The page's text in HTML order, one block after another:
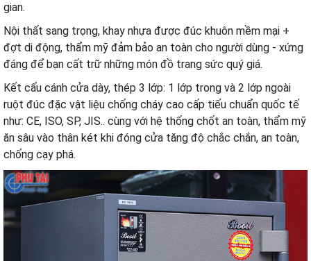
gian.
Nội thất sang trọng, khay nhựa được đúc khuôn mềm mại +
đợt di động, thẩm mỹ đảm bảo an toàn cho người dùng - xứng
đáng để bạn cất trữ những món đồ trang sức quý giá.
Kết cấu cánh cửa dày, thép 3 lớp: 1 lớp trong và 2 lớp ngoài
ruột đúc đặc vật liệu chống cháy cao cấp tiếu chuẩn quốc tế
như: CE, ISO, SP, JIS.. cùng với hệ thống chốt an toàn, thẩm mỹ
ăn sâu vào thân két khi đóng cửa tăng độ chắc chắn, an toàn,
chống cạy phá.